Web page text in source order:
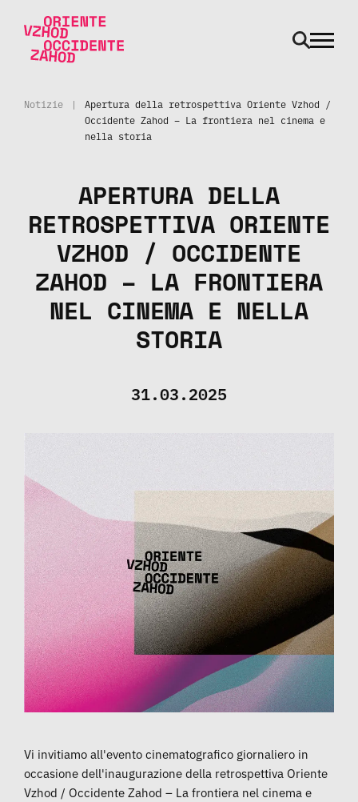
odpri
Notizie |
Apertura della retrospettiva Oriente Vzhod /
Occidente Zahod – La frontiera nel cinema e
nella storia
APERTURA DELLA
RETROSPETTIVA ORIENTE
VZHOD / OCCIDENTE
ZAHOD – LA FRONTIERA
NEL CINEMA E NELLA
STORIA
31.03.2025
Vi invitiamo all'evento cinematografico giornaliero in
occasione dell'inaugurazione della retrospettiva Oriente
Vzhod / Occidente Zahod – La frontiera nel cinema e